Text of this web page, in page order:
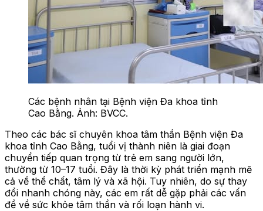
Các bệnh nhân tại Bệnh viện Đa khoa tỉnh
Cao Bằng. Ảnh: BVCC.
Theo các bác sĩ chuyên khoa tâm thần Bệnh viện Đa
khoa tỉnh Cao Bằng, tuổi vị thành niên là giai đoạn
chuyển tiếp quan trọng từ trẻ em sang người lớn,
thường từ 10–17 tuổi. Đây là thời kỳ phát triển mạnh mẽ
cả về thể chất, tâm lý và xã hội. Tuy nhiên, do sự thay
đổi nhanh chóng này, các em rất dễ gặp phải các vấn
đề về sức khỏe tâm thần và rối loạn hành vi.